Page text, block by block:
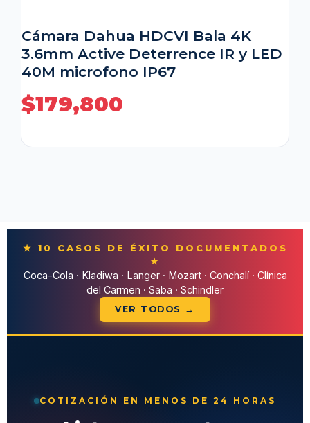
Cámara Dahua HDCVI Bala 4K
3.6mm Active Deterrence IR y LED
40M microfono IP67
$179,800
★ 10 CASOS DE ÉXITO DOCUMENTADOS
★
Coca-Cola · Kladiwa · Langer · Mozart · Conchalí · Clínica
del Carmen · Saba · Schindler
VER TODOS →
COTIZACIÓN EN MENOS DE 24 HORAS